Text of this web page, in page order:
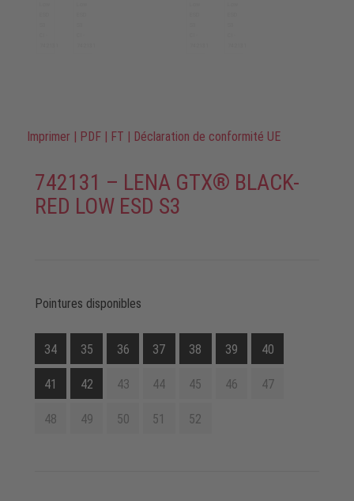
Imprimer | PDF | FT | Déclaration de conformité UE
742131 – LENA GTX® BLACK-
RED LOW ESD S3
Pointures disponibles
34 35 36 37 38 39 40
41 42 43 44 45 46 47
48 49 50 51 52